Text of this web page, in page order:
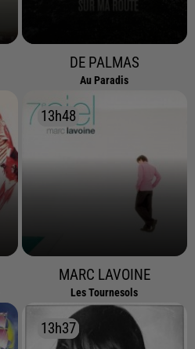
DE PALMAS
Au Paradis
13h48
13h48
MARC LAVOINE
Les Tournesols
13h37
13h37